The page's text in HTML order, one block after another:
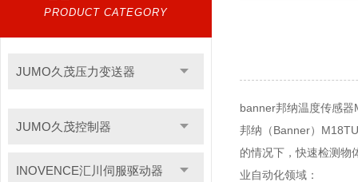
PRODUCT CATEGORY
JUMO久茂压力变送器
JUMO久茂控制器
INOVENCE汇川伺服驱动器
banner邦纳温度传感
邦纳（Banner）
的情况下，快速检测物
业自动化领域：